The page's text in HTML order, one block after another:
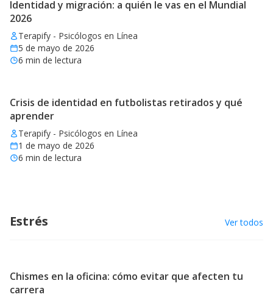
Identidad y migración: a quién le vas en el Mundial
2026
Terapify - Psicólogos en Línea
5 de mayo de 2026
6 min de lectura
Crisis de identidad en futbolistas retirados y qué
aprender
Terapify - Psicólogos en Línea
1 de mayo de 2026
6 min de lectura
Estrés Ver todos
Chismes en la oficina: cómo evitar que afecten tu
carrera